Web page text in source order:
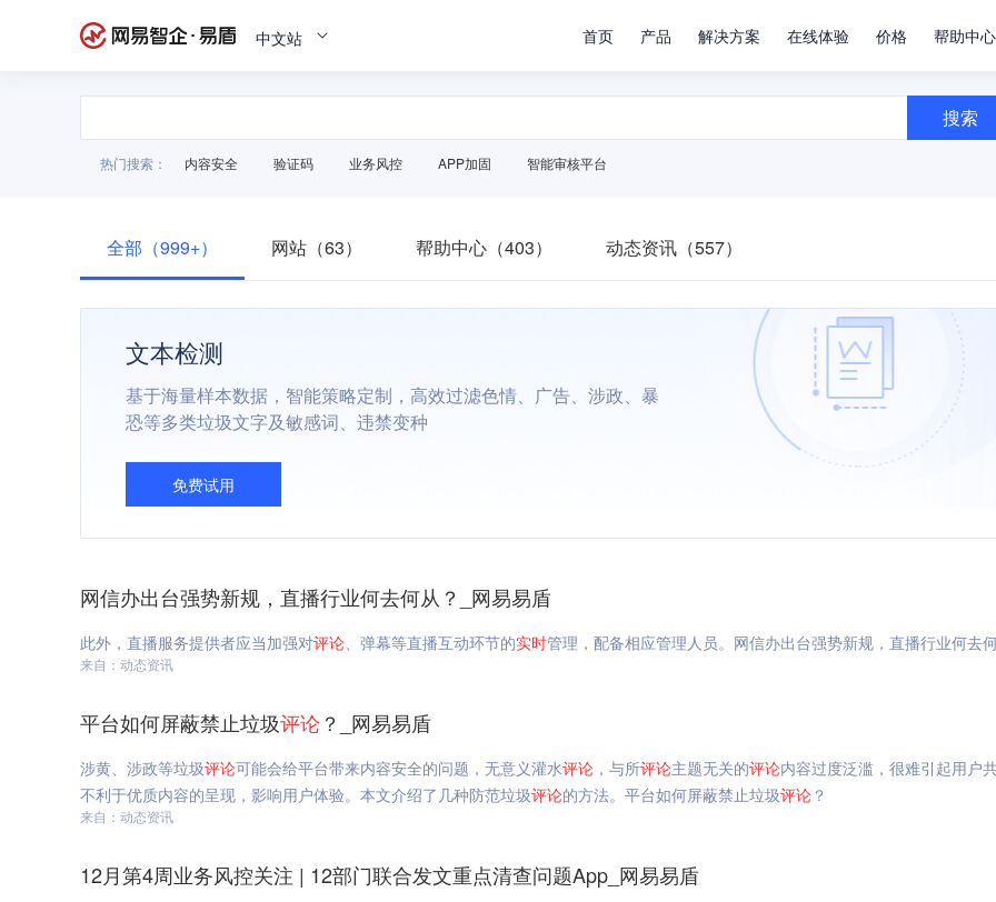
中文站 首页 产品 解决方案 在线体验 价格 帮助中心
搜索
热门搜索： 内容安全 验证码 业务风控 APP加固 智能审核平台
全部（999+） 网站（63） 帮助中心（403） 动态资讯（557）
文本检测
基于海量样本数据，智能策略定制，高效过滤色情、广告、涉政、暴
恐等多类垃圾文字及敏感词、违禁变种
免费试用
网信办出台强势新规，直播行业何去何从？_网易易盾
此外，直播服务提供者应当加强对评论、弹幕等直播互动环节的实时管理，配备相应管理人员。网信办出台强势新规，直播行业何去
来自：动态资讯
平台如何屏蔽禁止垃圾评论 ？_网易易盾
涉黄、涉政等垃圾评论可能会给平台带来内容安全的问题，无意义灌水评论 ，与所评论主题无关的评论内容过度泛滥，很难引起用户
不利于优质内容的呈现，影响用户体验。本文介绍了几种防范垃圾评论的方法。平台如何屏蔽禁止垃圾评论 ？
来自：动态资讯
12月第4周业务风控关注 | 12部门联合发文重点清查问题App_网易易盾